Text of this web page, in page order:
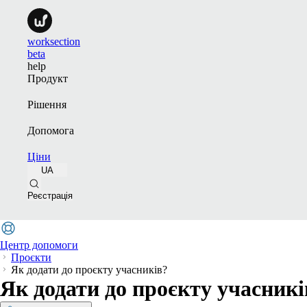
worksection
beta
help
Продукт
Рішення
Допомога
Ціни
UA
Реєстрація
Центр допомоги
Проєкти
Як додати до проєкту учасників?
Як додати до проєкту